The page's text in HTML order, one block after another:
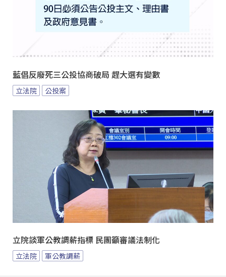
藍倡反廢死三公投協商破局 趕大選有變數
立法院 公投案
立院談軍公教調薪指標 民團籲審議法制化
立法院 軍公教調薪